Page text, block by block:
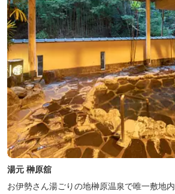
湯元 榊原舘
お伊勢さん湯ごりの地榊原温泉で唯一敷地